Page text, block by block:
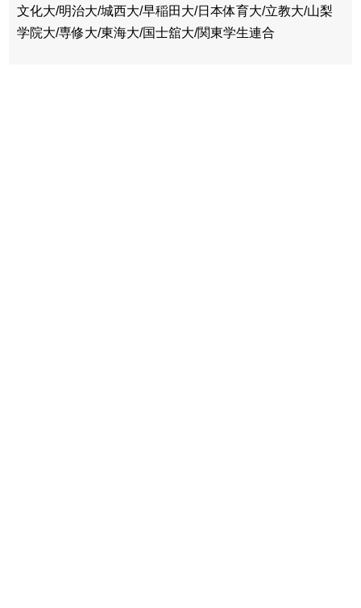
文化大/明治大/城西大/早稲田大/日本体育大/立教大/山梨
学院大/専修大/東海大/国士舘大/関東学生連合